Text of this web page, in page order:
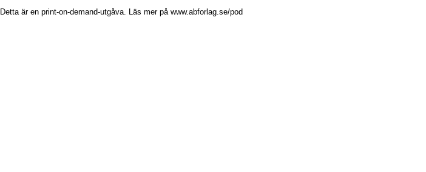
Detta är en print-on-demand-utgåva. Läs mer på www.abforlag.se/pod